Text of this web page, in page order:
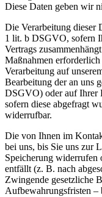
Diese Daten geben wir
Die Verarbeitung dieser
1 lit. b DSGVO, sofern
Vertrags
Maßnahmen
Verarbeitung auf
Bearbeitung der an uns
DSGVO) oder auf
sofern diese abgefragt
widerrufbar.
Die von Ihnen im
bei uns, bis Sie uns zur
Speicherung widerrufen
entfällt (z. B. nach
Zwingende gesetzliche
Aufbewahrungsfristen –